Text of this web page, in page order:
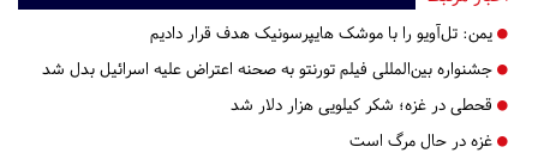
یمن: تل‌آویو را با موشک هایپرسونیک هدف قرار دادیم
جشنواره بین‌المللی فیلم تورنتو به صحنه اعتراض علیه اسرائیل بدل شد
قحطی در غزه؛ شکر کیلویی هزار دلار شد
غزه در حال مرگ است